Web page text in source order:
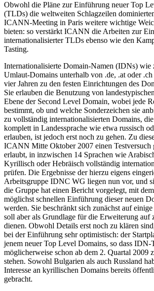
Obwohl die Pläne zur Einführung neuer Top
(TLDs) die weltweiten Schlagzeilen
ICANN-Meeting in Paris weitere wichtige
bieten: so verstärkt ICANN die Arbeiten zur
internationalisierter TLDs ebenso wie den
Tasting.
Internationalisierte Domain-Namen (IDNs) wie
Umlaut-Domains unterhalb von .de, .at oder
vier Jahren zu den festen Einrichtungen des
Sie erlauben die Benutzung von
Ebene der Second Level Domain, wobei jede
bestimmt, ob und welche Sonderzeichen sie
zu vollständig internationalisierten Domains,
komplett in Landessprache wie etwa russisch
erlauben, ist jedoch erst noch zu gehen. Zu
ICANN Mitte Oktober 2007 einen Testversuch
erlaubt, in inzwischen 14 Sprachen wie
Kyrillisch oder Hebräisch vollständig
prüfen. Die Ergebnisse der hierzu eigens
Arbeitsgruppe IDNC WG liegen nun vor, und
die Gruppe hat einen Bericht vorgelegt, mit
möglichst schnellen Einführung dieser neuen
werden. Sie beschränkt sich zunächst auf
soll aber als Grundlage für die Erweiterung auf
dienen. Obwohl Details erst noch zu klären
bei der Einführung sehr optimistisch: der
jenem neuer Top Level Domains, so dass
möglicherweise schon ab dem 2. Quartal 2009
stehen. Sowohl Bulgarien als auch Russland
Interesse an kyrillischen Domains bereits
gebracht.